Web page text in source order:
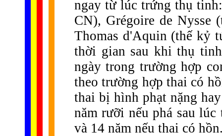
ngay từ lúc trứng thụ
CN), Grégoire de Nysse
Thomas d'Aquin (thế kỷ
thời gian sau khi thụ
ngày trong trường hợp
theo trường hợp thai có
thai bị hình phạt nặng
năm rưỡi nếu phá sau
và 14 năm nếu thai có